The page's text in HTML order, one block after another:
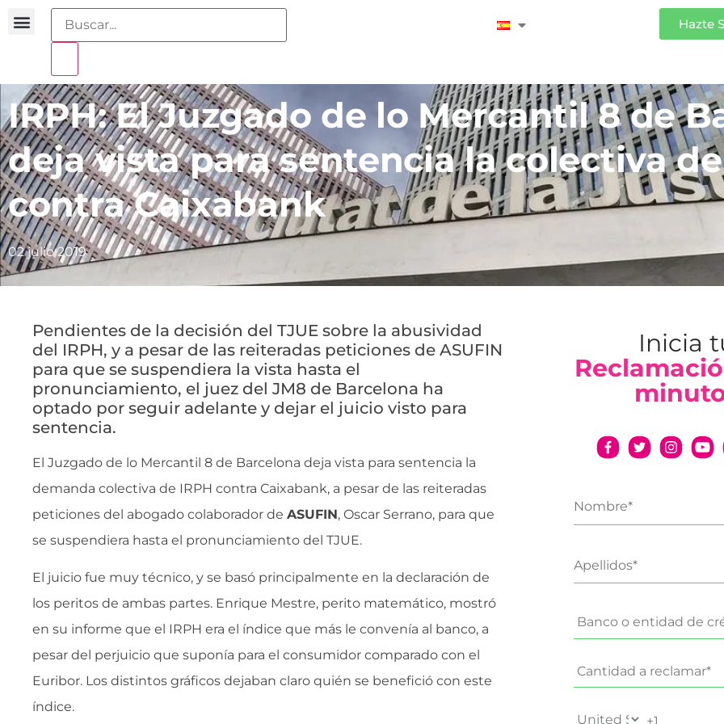
Hazte
IRPH: El Juzgado de lo Mercantil 8 de
deja vista para sentencia la colectiva
contra Caixabank
02 julio 2019
Pendientes de la decisión del TJUE sobre la abusividad
del IRPH, y a pesar de las reiteradas peticiones de ASUFIN
para que se suspendiera la vista hasta el
pronunciamiento, el juez del JM8 de Barcelona ha
optado por seguir adelante y dejar el juicio visto para
sentencia.
El Juzgado de lo Mercantil 8 de Barcelona deja vista para sentencia la
demanda colectiva de IRPH contra Caixabank, a pesar de las reiteradas
peticiones del abogado colaborador de ASUFIN, Oscar Serrano, para que
se suspendiera hasta el pronunciamiento del TJUE.
El juicio fue muy técnico, y se basó principalmente en la declaración de
los peritos de ambas partes. Enrique Mestre, perito matemático, mostró
en su informe que el IRPH era el índice que más le convenía al banco, a
pesar del perjuicio que suponía para el consumidor comparado con el
Euribor. Los distintos gráficos dejaban claro quién se benefició con este
índice.
Inicia